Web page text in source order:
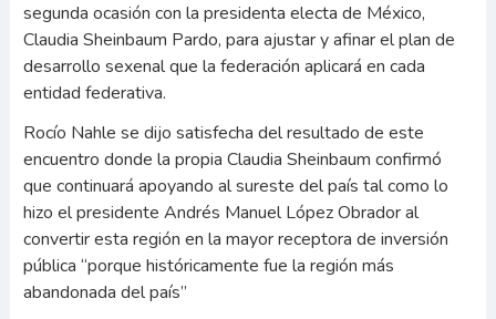
segunda ocasión con la presidenta electa de México,
Claudia Sheinbaum Pardo, para ajustar y afinar el plan de
desarrollo sexenal que la federación aplicará en cada
entidad federativa.
Rocío Nahle se dijo satisfecha del resultado de este
encuentro donde la propia Claudia Sheinbaum confirmó
que continuará apoyando al sureste del país tal como lo
hizo el presidente Andrés Manuel López Obrador al
convertir esta región en la mayor receptora de inversión
pública “porque históricamente fue la región más
abandonada del país”